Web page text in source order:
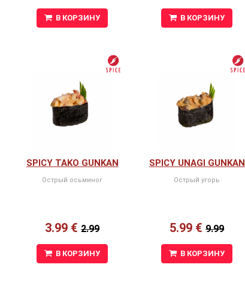
В КОРЗИНУ В КОРЗИНУ
SPICY TAKO GUNKAN
Острый осьминог
3.99 €2.99
В КОРЗИНУ
SPICY UNAGI GUNKAN
Острый угорь
5.99 €9.99
В КОРЗИНУ